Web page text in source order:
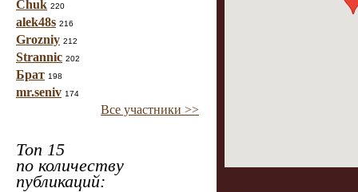
Chuk 220
alek48s 216
Grozniy 212
Strannic 202
Брат 198
mr.seniv 174
Все участники >>
Топ 15
по количеству
публикаций: